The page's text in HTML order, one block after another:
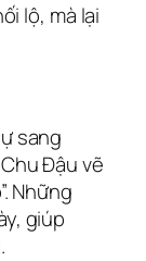
lộ, mà lại
sang
Đậu vẽ
Những
giúp